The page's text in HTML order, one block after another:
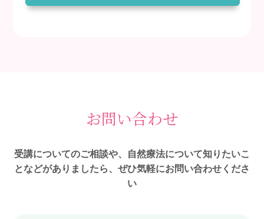
お問い合わせ
受講についてのご相談や、自然療法について知りたいこ
となどがありましたら、ぜひ気軽にお問い合わせくださ
い